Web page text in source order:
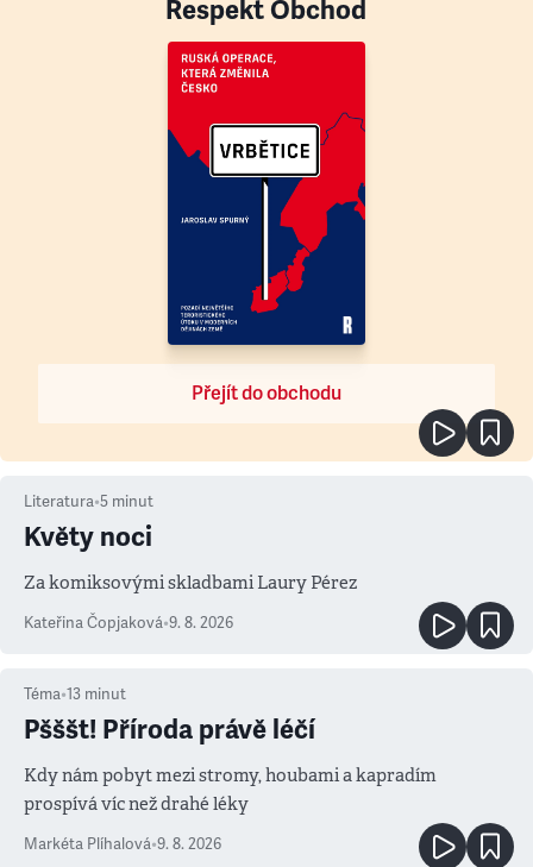
Respekt Obchod
Přejít do obchodu
Literatura•5 minut
Květy noci
Za komiksovými skladbami Laury Pérez
Kateřina Čopjaková•9. 8. 2026
Téma•13 minut
Pšššt! Příroda právě léčí
Kdy nám pobyt mezi stromy, houbami a kapradím
prospívá víc než drahé léky
Markéta Plíhalová•9. 8. 2026